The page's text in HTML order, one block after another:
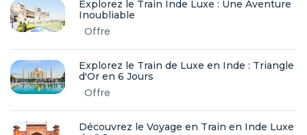
Explorez le Train Inde Luxe : Une Aventure
Inoubliable
Offre
Explorez le Train de Luxe en Inde : Triangle
d'Or en 6 Jours
Offre
Découvrez le Voyage en Train en Inde Luxe